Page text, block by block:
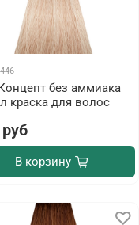
без аммиака
краска для волос
В корзину